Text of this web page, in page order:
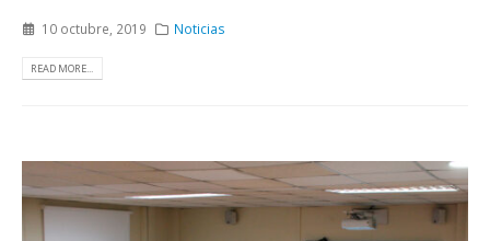
10 octubre, 2019 Noticias
READ MORE...